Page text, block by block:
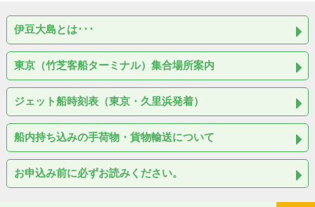
伊豆大島とは･･･
東京（竹芝客船ターミナル）集合場所案内
ジェット船時刻表（東京・久里浜発着）
船内持ち込みの手荷物・貨物輸送について
お申込み前に必ずお読みください。